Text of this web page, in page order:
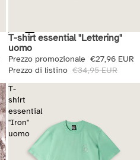
Saldi
T-shirt essential "Lettering"
uomo
Prezzo promozionale €27,96 EUR
Prezzo di listino €34,95 EUR
T-
shirt
essential
"Iron"
uomo